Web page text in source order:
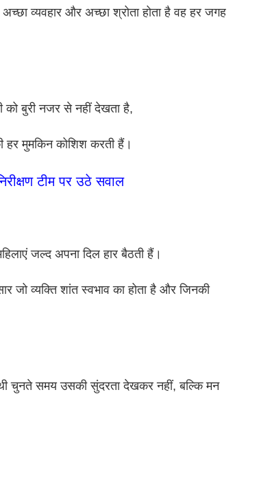
व्‍यवहार और अच्‍छा श्रोता होता है वह हर जगह
को बुरी नजर से नहीं देखता है,
हर मुमकिन कोशिश करती हैं।
टीम पर उठे सवाल
जल्द अपना दिल हार बैठती हैं।
जो व्यक्ति शांत स्वभाव का होता है और जिनकी
चुनते समय उसकी सुंदरता देखकर नहीं, बल्कि मन